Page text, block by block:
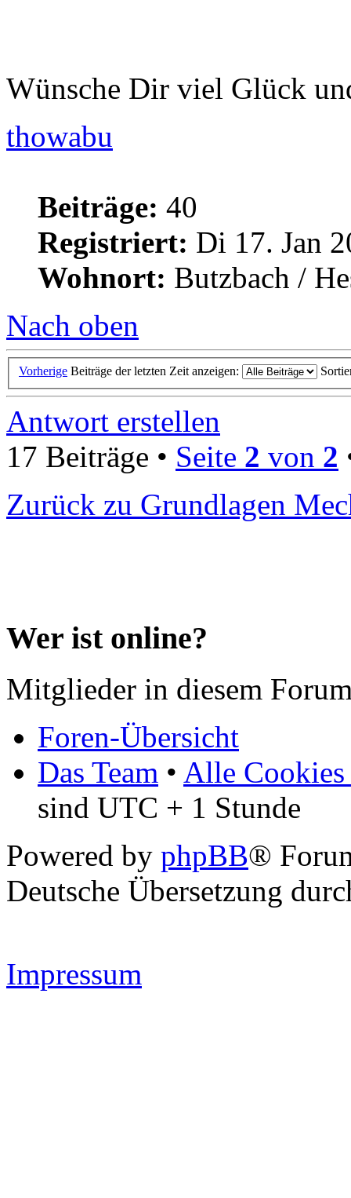
Wünsche Dir viel Glück
thowabu
Beiträge: 40
Registriert: Di 17. Jan
Wohnort: Butzbach /
Nach oben
Vorherige Beiträge der letzten Zeit anzeigen:
Antwort erstellen
17 Beiträge • Seite 2 von 2
Zurück zu Grundlagen
Wer ist online?
Mitglieder in diesem
Foren-Übersicht
Das Team • Alle Cookies
sind UTC + 1 Stunde
Powered by phpBB®
Deutsche Übersetzung
Impressum